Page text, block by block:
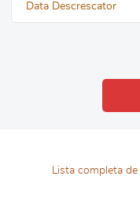
Data Descrescator
Lista completa de